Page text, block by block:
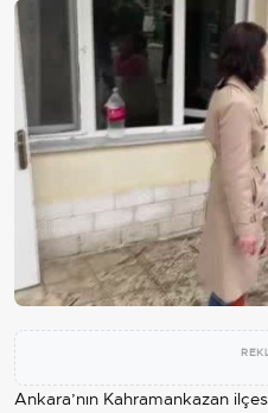
Ankara’nın Kahramankazan